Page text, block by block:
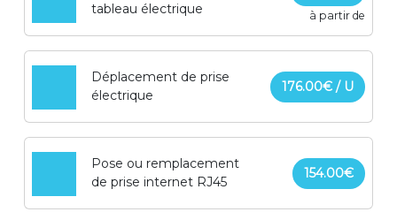
tableau électrique
à partir de
Déplacement de prise
électrique
176.00€ / U
Pose ou remplacement
de prise internet RJ45
154.00€